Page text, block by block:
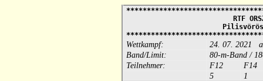
RTF
Wettkampf:
24. 07. 2021
Band/Limit:
80-m-Band /
Teilnehmer:
F12
F14
5
1